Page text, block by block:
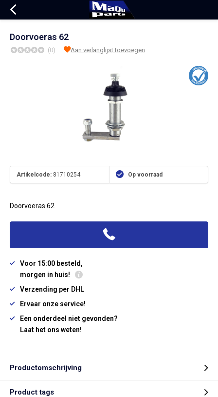
Doorvoeras 62
(0) Aan verlanglijst toevoegen
Artikelcode: 81710254 Op voorraad
Doorvoeras 62
Voor 15:00 besteld,
morgen in huis!
Verzending per DHL
Ervaar onze service!
Een onderdeel niet gevonden?
Laat het ons weten!
Productomschrijving
Product tags